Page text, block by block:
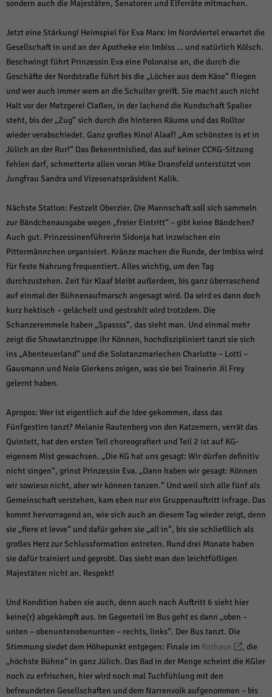
sondern auch die Majestäten, Senatoren und Elferräte mitmachen.
Jetzt eine Stärkung! Heimspiel für Eva Marx: Im Nordviertel erwartet die
Gesellschaft in und an der Apotheke ein Imbiss … und natürlich Kölsch.
Beschwingt führt Prinzessin Eva eine Polonaise an, die durch die
Geschäfte der Nordstraße führt bis die „Löcher aus dem Käse“ fliegen
und wer auch immer wem an die Schulter greift. Sie macht auch nicht
Halt vor der Metzgerei Claßen, in der lachend die Kundschaft Spalier
steht, bis der „Zug“ sich durch die hinteren Räume und das Rolltor
wieder verabschiedet. Ganz großes Kino! Alaaf! „Am schönsten is et in
Jülich an der Rur!“ Das Bekenntnislied, das auf keiner CCKG-Sitzung
fehlen darf, schmetterte allen voran Mike Dransfeld unterstützt von
Jungfrau Sandra und Vizesenatspräsident Kalik.
Nächste Station: Festzelt Oberzier. Die Mannschaft soll sich sammeln
zur Bändchenausgabe wegen „freier Eintritt“ – gibt keine Bändchen?
Auch gut. Prinzessinenführerin Sidonja hat inzwischen ein
Pittermännchen organisiert. Kränze machen die Runde, der Imbiss wird
für feste Nahrung frequentiert. Alles wichtig, um den Tag
durchzustehen. Zeit für Klaaf bleibt außerdem, bis ganz überraschend
auf einmal der Bühnenaufmarsch angesagt wird. Da wird es dann doch
kurz hektisch – gelächelt und gestrahlt wird trotzdem. Die
Schanzeremmele haben „Spassss“, das sieht man. Und einmal mehr
zeigt die Showtanztruppe ihr Können, hochdiszipliniert tanzt sie sich
ins „Abenteuerland“ und die Solotanzmariechen Charlotte – Lotti –
Gausmann und Nele Gierkens zeigen, was sie bei Trainerin Jil Frey
gelernt haben.
Apropos: Wer ist eigentlich auf die Idee gekommen, dass das
Fünfgestirn tanzt? Melanie Rautenberg von den Katzemern, verrät das
Quintett, hat den ersten Teil choreografiert und Teil 2 ist auf KG-
eigenem Mist gewachsen. „Die KG hat uns gesagt: Wir dürfen definitiv
nicht singen“, grinst Prinzessin Eva. „Dann haben wir gesagt: Können
wir sowieso nicht, aber wir können tanzen.“ Und weil sich alle fünf als
Gemeinschaft verstehen, kam eben nur ein Gruppenauftritt infrage. Das
kommt hervorragend an, wie sich auch an diesem Tag wieder zeigt, denn
sie „fiere et levve“ und dafür gehen sie „all in“, bis sie schließlich als
großes Herz zur Schlussformation antreten. Rund drei Monate haben
sie dafür trainiert und geprobt. Das sieht man den leichtfüßigen
Majestäten nicht an. Respekt!
Und Kondition haben sie auch, denn auch nach Auftritt 6 sieht hier
keine(r) abgekämpft aus. Im Gegenteil im Bus geht es dann „oben –
unten – obenuntenobenunten – rechts, links“. Der Bus tanzt. Die
Stimmung siedet dem Höhepunkt entgegen: Finale im Rathaus
, die
„höchste Bühne“ in ganz Jülich. Das Bad in der Menge scheint die KGler
noch zu erfrischen, hier wird noch mal Tuchfühlung mit den
befreundeten Gesellschaften und dem Narrenvolk aufgenommen – bis